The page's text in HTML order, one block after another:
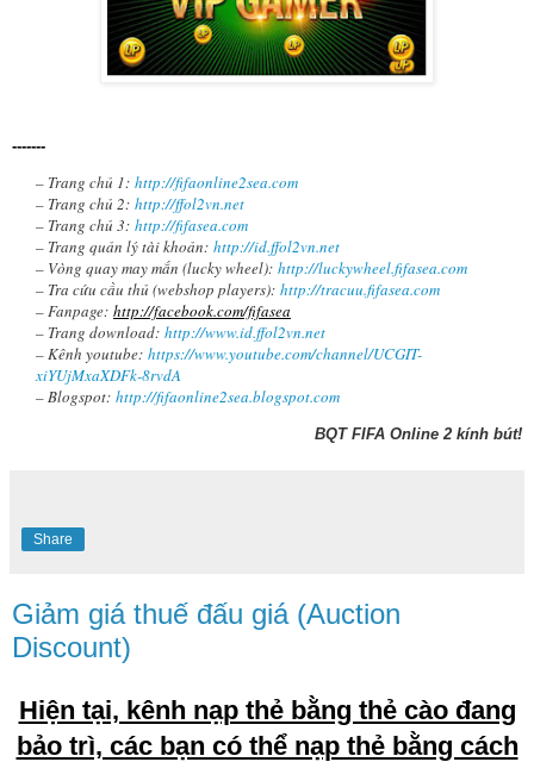
-------
– Trang chủ 1: http://fifaonline2sea.com
– Trang chủ 2: http://ffol2vn.net
– Trang chủ 3: http://fifasea.com
– Trang quản lý tài khoản: http://id.ffol2vn.net
– Vòng quay may mắn (lucky wheel): http://luckywheel.fifasea.com
– Tra cứu cầu thủ (webshop players): http://tracuu.fifasea.com
– Fanpage: http://facebook.com/fifasea
– Trang download: http://www.id.ffol2vn.net
– Kênh youtube: https://www.youtube.com/channel/UCGIT-
xiYUjMxaXDFk-8rvdA
– Blogspot: http://fifaonline2sea.blogspot.com
BQT FIFA Online 2 kính bút!
Share
Giảm giá thuế đấu giá (Auction
Discount)
Hiện tại, kênh nạp thẻ bằng thẻ cào đang
bảo trì, các bạn có thể nạp thẻ bằng cách